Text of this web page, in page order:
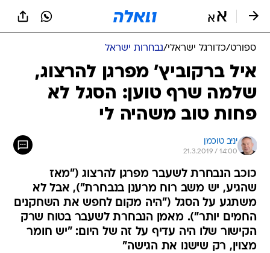
ספורט/כדורגל ישראלי/נבחרות ישראל
איל ברקוביץ' מפרגן להרצוג,
שלמה שרף טוען: הסגל לא
פחות טוב משהיה לי
יניב טוכמן
21.3.2019 / 14:00
כוכב הנבחרת לשעבר מפרגן להרצוג ("מאז
שהגיע, יש משב רוח מרענן בנבחרת"), אבל לא
משתגע על הסגל ("היה מקום לחפש את השחקנים
החמים יותר"). מאמן הנבחרת לשעבר בטוח שרק
הקישור שלו היה עדיף על זה של היום: "יש חומר
מצוין, רק שישנו את הגישה"